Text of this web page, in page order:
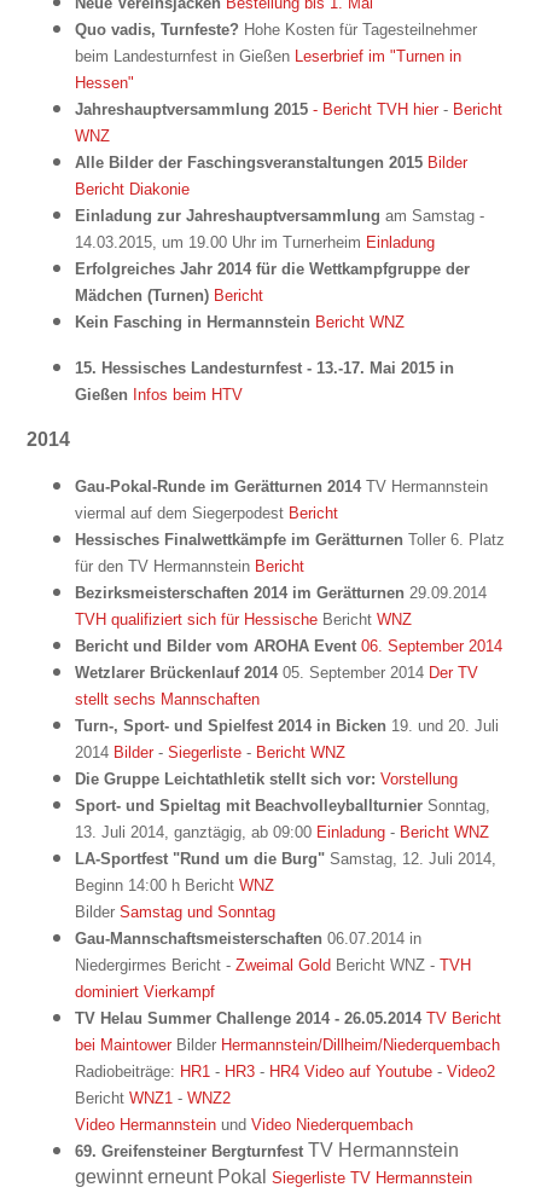
Quo vadis, Turnfeste? Hohe Kosten für Tagesteilnehmer
beim Landesturnfest in Gießen
Leserbrief im "Turnen in
Hessen"
Jahreshauptversammlung 2015 - Bericht TVH hier - Bericht
WNZ
Alle Bilder der Faschingsveranstaltungen 2015 Bilder
Bericht Diakonie
Einladung zur Jahreshauptversammlung am Samstag -
14.03.2015, um 19.00 Uhr im Turnerheim Einladung
Erfolgreiches Jahr 2014 für die Wettkampfgruppe der
Mädchen (Turnen) Bericht
Kein Fasching in Hermannstein Bericht WNZ
15. Hessisches Landesturnfest - 13.-17. Mai 2015 in
Gießen Infos beim HTV
2014
Gau-Pokal-Runde im Gerätturnen 2014TV Hermannstein
viermal auf dem Siegerpodest Bericht
Hessisches Finalwettkämpfe im Gerätturnen Toller 6. Platz
für den TV Hermannstein Bericht
Bezirksmeisterschaften 2014 im Gerätturnen 29.09.2014
TVH qualifiziert sich für Hessische Bericht WNZ
Bericht und Bilder vom AROHA Event 06. September 2014
Wetzlarer Brückenlauf 201405. September 2014 Der TV
stellt sechs Mannschaften
Turn-, Sport- und Spielfest 2014 in Bicken 19. und 20. Juli
2014 Bilder - Siegerliste - Bericht WNZ
Die Gruppe Leichtathletik stellt sich vor: Vorstellung
Sport- und Spieltag mit Beachvolleyballturnier Sonntag,
13. Juli 2014, ganztägig, ab 09:00 Einladung - Bericht WNZ
LA-Sportfest "Rund um die Burg" Samstag, 12. Juli 2014,
Beginn 14:00 h Bericht WNZ
Bilder Samstag und Sonntag
Gau-Mannschaftsmeisterschaften 06.07.2014 in
Niedergirmes Bericht - Zweimal Gold Bericht WNZ - TVH
dominiert Vierkampf
TV Helau Summer Challenge 2014 - 26.05.2014 TV Bericht
bei Maintower Bilder Hermannstein/Dillheim/Niederquembach
Radiobeiträge: HR1 - HR3 - HR4 Video auf Youtube - Video2
Bericht WNZ1 - WNZ2
Video Hermannstein und Video Niederquembach
69. Greifensteiner Bergturnfest TV Hermannstein
gewinnt erneunt Pokal Siegerliste TV Hermannstein